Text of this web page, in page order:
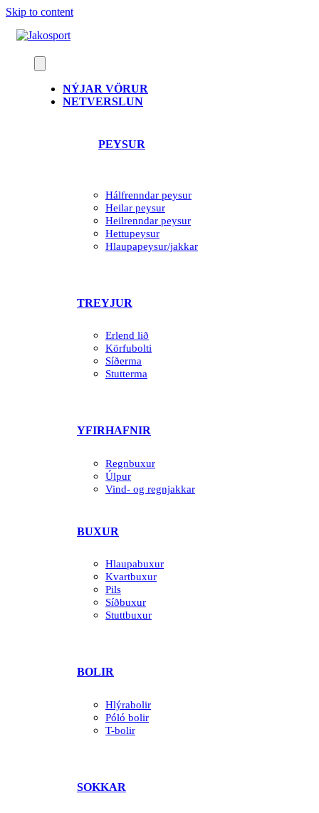
Skip to content
NÝJAR VÖRUR
NETVERSLUN
PEYSUR
Hálfrenndar peysur
Heilar peysur
Heilrenndar peysur
Hettupeysur
Hlaupapeysur/jakkar
TREYJUR
Erlend lið
Körfubolti
Síðerma
Stutterma
YFIRHAFNIR
Regnbuxur
Úlpur
Vind- og regnjakkar
BUXUR
Hlaupabuxur
Kvartbuxur
Pils
Síðbuxur
Stuttbuxur
BOLIR
Hlýrabolir
Póló bolir
T-bolir
SOKKAR